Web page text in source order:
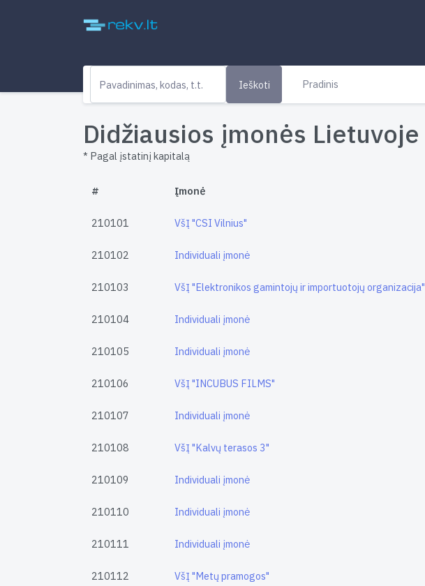
Ieškoti Pradinis
Didžiausios įmonės Lietuvoje
* Pagal įstatinį kapitalą
# Įmonė
210101 VšĮ "CSI Vilnius"
210102 Individuali įmonė
210103 VšĮ "Elektronikos gamintojų ir importuotojų organizacija"
210104 Individuali įmonė
210105 Individuali įmonė
210106 VšĮ "INCUBUS FILMS"
210107 Individuali įmonė
210108 VšĮ "Kalvų terasos 3"
210109 Individuali įmonė
210110 Individuali įmonė
210111 Individuali įmonė
210112 VšĮ "Metų pramogos"